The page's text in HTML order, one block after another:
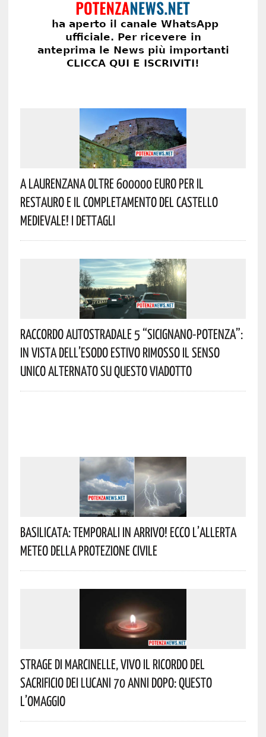
A Laurenzana Oltre 600000 Euro Per Il
Restauro E Il Completamento Del Castello
Medievale! I Dettagli
Raccordo Autostradale 5 “Sicignano-Potenza”:
In Vista Dell’esodo Estivo Rimosso Il Senso
Unico Alternato Su Questo Viadotto
Basilicata: Temporali In Arrivo! Ecco L’allerta
Meteo Della Protezione Civile
Strage Di Marcinelle, Vivo Il Ricordo Del
Sacrificio Dei Lucani 70 Anni Dopo: Questo
L’omaggio